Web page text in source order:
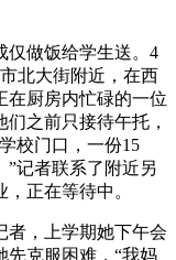
做饭给学生送。4
北大街附近，在西
在厨房内忙碌的一位
之前只接待午托，
校门口，一份15
”记者联系了附近另
正在等待中。
，上学期她下午会
先克服困难，“我妈